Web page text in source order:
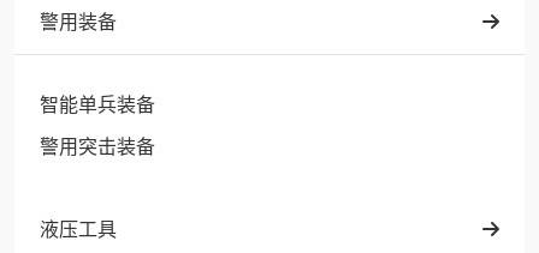
警用装备
智能单兵装备
警用突击装备
液压工具